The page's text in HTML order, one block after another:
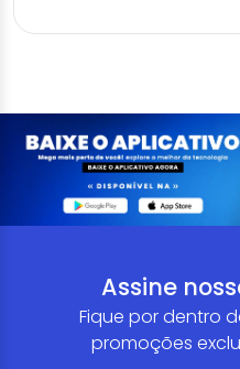
Assine
Fique por dentro
promoções